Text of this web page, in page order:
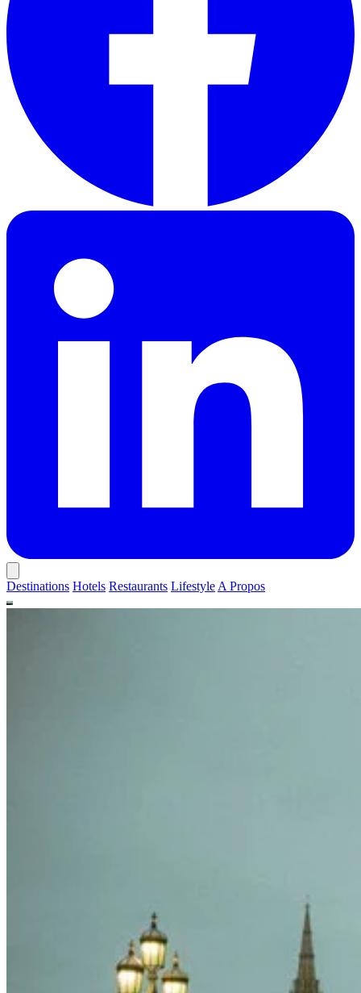
Destinations Hotels Restaurants Lifestyle A Propos